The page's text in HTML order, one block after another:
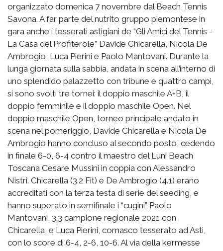
organizzato domenica 7 novembre dal Beach Tennis
Savona. A far parte del nutrito gruppo piemontese in
gara anche i tesserati astigiani de “Gli Amici del Tennis -
La Casa del Profiterole” Davide Chicarella, Nicola De
Ambrogio, Luca Pierini e Paolo Mantovani. Durante la
lunga giornata sulla sabbia, andata in scena all’interno di
uno splendido palazzetto con tribune e quattro campi,
si sono svolti tre tornei: il doppio maschile A+B, il
doppio femminile e il doppio maschile Open. Nel
doppio maschile Open, torneo principale andato in
scena nel pomeriggio, Davide Chicarella e Nicola De
Ambrogio hanno concluso al secondo posto, cedendo
in finale 6-0, 6-4 contro il maestro del Luni Beach
Toscana Cesare Mussini in coppia con Alessandro
Nistri. Chicarella (3.2 Fit) e De Ambrogio (4.1) erano
accreditati con la terza testa di serie del seeding, e
hanno superato in semifinale i “cugini” Paolo
Mantovani, 3.3 campione regionale 2021 con
Chicarella, e Luca Pierini, comasco tesserato ad Asti,
con lo score di 6-4, 2-6, 10-6. Al via della kermesse